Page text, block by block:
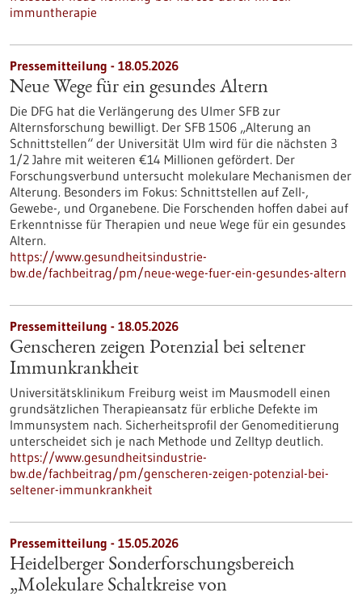
immuntherapie
Pressemitteilung - 18.05.2026
Neue Wege für ein gesundes Altern
Die DFG hat die Verlängerung des Ulmer SFB zur
Alternsforschung bewilligt. Der SFB 1506 „Alterung an
Schnittstellen“ der Universität Ulm wird für die nächsten 3
1/2 Jahre mit weiteren €14 Millionen gefördert. Der
Forschungsverbund untersucht molekulare Mechanismen der
Alterung. Besonders im Fokus: Schnittstellen auf Zell-,
Gewebe-​, und Organebene. Die Forschenden hoffen dabei auf
Erkenntnisse für Therapien und neue Wege für ein gesundes
Altern.
https://www.gesundheitsindustrie-
bw.de/fachbeitrag/pm/neue-wege-fuer-ein-gesundes-altern
Pressemitteilung - 18.05.2026
Genscheren zeigen Potenzial bei seltener
Immunkrankheit
Universitätsklinikum Freiburg weist im Mausmodell einen
grundsätzlichen Therapieansatz für erbliche Defekte im
Immunsystem nach. Sicherheitsprofil der Genomeditierung
unterscheidet sich je nach Methode und Zelltyp deutlich.
https://www.gesundheitsindustrie-
bw.de/fachbeitrag/pm/genscheren-zeigen-potenzial-bei-
seltener-immunkrankheit
Pressemitteilung - 15.05.2026
Heidelberger Sonderforschungsbereich
„Molekulare Schaltkreise von